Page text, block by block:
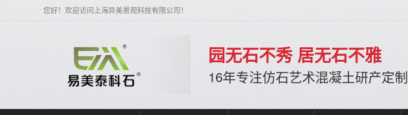
您好！欢迎访问上海异美景观科技有限公司！
园无石不秀 居无石不雅
16年专注仿石艺术混凝土研产定制